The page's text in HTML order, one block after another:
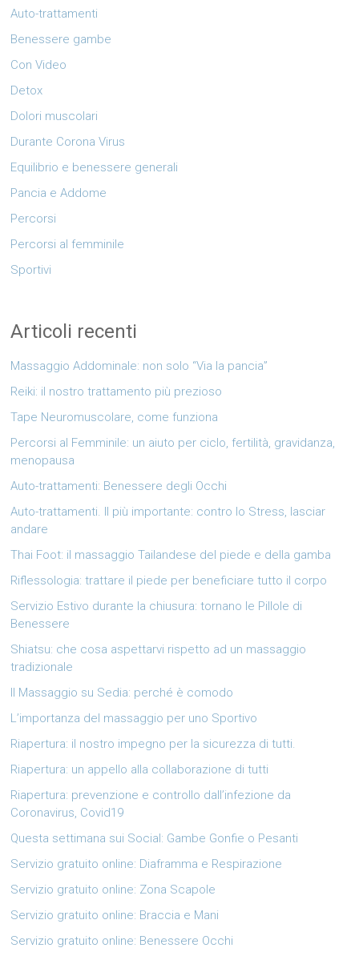
Auto-trattamenti
Benessere gambe
Con Video
Detox
Dolori muscolari
Durante Corona Virus
Equilibrio e benessere generali
Pancia e Addome
Percorsi
Percorsi al femminile
Sportivi
Articoli recenti
Massaggio Addominale: non solo “Via la pancia”
Reiki: il nostro trattamento più prezioso
Tape Neuromuscolare, come funziona
Percorsi al Femminile: un aiuto per ciclo, fertilità, gravidanza,
menopausa
Auto-trattamenti: Benessere degli Occhi
Auto-trattamenti. Il più importante: contro lo Stress, lasciar
andare
Thai Foot: il massaggio Tailandese del piede e della gamba
Riflessologia: trattare il piede per beneficiare tutto il corpo
Servizio Estivo durante la chiusura: tornano le Pillole di
Benessere
Shiatsu: che cosa aspettarvi rispetto ad un massaggio
tradizionale
Il Massaggio su Sedia: perché è comodo
L’importanza del massaggio per uno Sportivo
Riapertura: il nostro impegno per la sicurezza di tutti.
Riapertura: un appello alla collaborazione di tutti
Riapertura: prevenzione e controllo dall’infezione da
Coronavirus, Covid19
Questa settimana sui Social: Gambe Gonfie o Pesanti
Servizio gratuito online: Diaframma e Respirazione
Servizio gratuito online: Zona Scapole
Servizio gratuito online: Braccia e Mani
Servizio gratuito online: Benessere Occhi